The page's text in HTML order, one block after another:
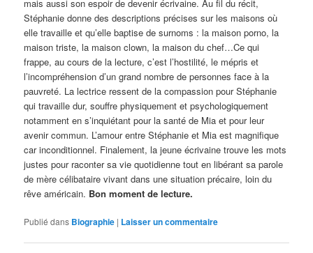
mais aussi son espoir de devenir écrivaine. Au fil du récit,
Stéphanie donne des descriptions précises sur les maisons où
elle travaille et qu’elle baptise de surnoms : la maison porno, la
maison triste, la maison clown, la maison du chef…Ce qui
frappe, au cours de la lecture, c’est l’hostilité, le mépris et
l’incompréhension d’un grand nombre de personnes face à la
pauvreté. La lectrice ressent de la compassion pour Stéphanie
qui travaille dur, souffre physiquement et psychologiquement
notamment en s’inquiétant pour la santé de Mia et pour leur
avenir commun. L’amour entre Stéphanie et Mia est magnifique
car inconditionnel. Finalement, la jeune écrivaine trouve les mots
justes pour raconter sa vie quotidienne tout en libérant sa parole
de mère célibataire vivant dans une situation précaire, loin du
rêve américain. Bon moment de lecture.
Publié dans Biographie | Laisser un commentaire